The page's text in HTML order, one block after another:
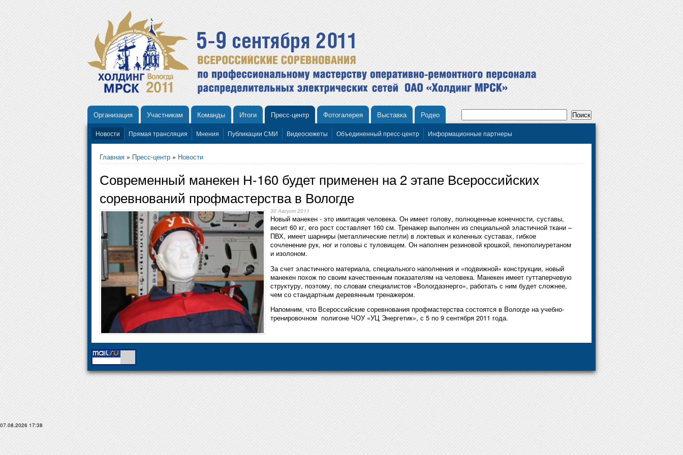
Организация Участникам Команды Итоги Пресс-центр Фотогалерея Выставка Родео
Новости Прямая трансляция Мнения Публикации СМИ Видеосюжеты Объединенный пресс-центр Информационные партнеры
Главная » Пресс-центр » Новости
Современный манекен Н-160 будет применен на 2 этапе Всероссийских
соревнований профмастерства в Вологде
30 Август 2011
Новый манекен - это имитация человека. Он имеет голову, полноценные конечности, суставы,
весит 60 кг, его рост составляет 160 см. Тренажер выполнен из специальной эластичной ткани –
ПВХ, имеет шарниры (металлические петли) в локтевых и коленных суставах, гибкое
сочленение рук, ног и головы с туловищем. Он наполнен резиновой крошкой, пенополиуретаном
и изолоном.
За счет эластичного материала, специального наполнения и «подвижной» конструкции, новый
манекен похож по своим качественным показателям на человека. Манекен имеет гуттаперчевую
структуру, поэтому, по словам специалистов «Вологдаэнерго», работать с ним будет сложнее,
чем со стандартным деревянным тренажером.
Напомним, что Всероссийские соревнования профмастерства состоятся в Вологде на учебно-
тренировочном полигоне ЧОУ «УЦ Энергетик», с 5 по 9 сентября 2011 года.
07.08.2026 17:38